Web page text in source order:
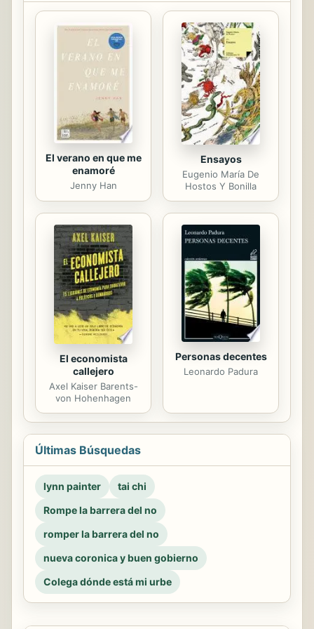
curativosPropiedades curativas de
las frutas y verduras101 recetas de
smoothies, por tipo de enfermedad
Atentamente, Cristina & Olivier
Rebiere
El verano en que me
enamoré
Jenny Han
Ensayos
Eugenio María De
Hostos Y Bonilla
El economista
callejero
Axel Kaiser Barents-
von Hohenhagen
Personas decentes
Leonardo Padura
Últimas Búsquedas
lynn painter
tai chi
Rompe la barrera del no
romper la barrera del no
nueva coronica y buen gobierno
Colega dónde está mi urbe